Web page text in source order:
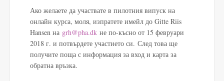
Ако желаете да участвате в пилотния випуск на
онлайн курса, моля, изпратете имейл до Gitte Riis
Hansen на grh@pha.dk не по-късно от 15 февруари
2018 г. и потвърдете участието си. След това ще
получите поща с информация за вход и карта за
обратна връзка.